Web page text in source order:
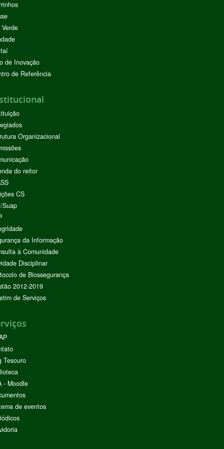
de Inovação
de Referência
Organizacional
do reitor
CS
Suap
da Informação
à Comunidade
Disciplinar
de Biossegurança
2012-2019
de Serviços
Tesouro
- Moodle
de eventos